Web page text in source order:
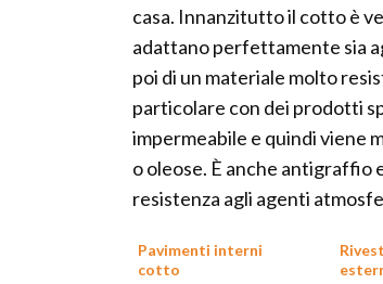
casa. Innanzitutto il cotto è
adattano perfettamente sia
poi di un materiale molto
particolare con dei prodotti
impermeabile e quindi viene
o oleose. È anche antigraffio
resistenza agli agenti
Pavimenti interni
cotto